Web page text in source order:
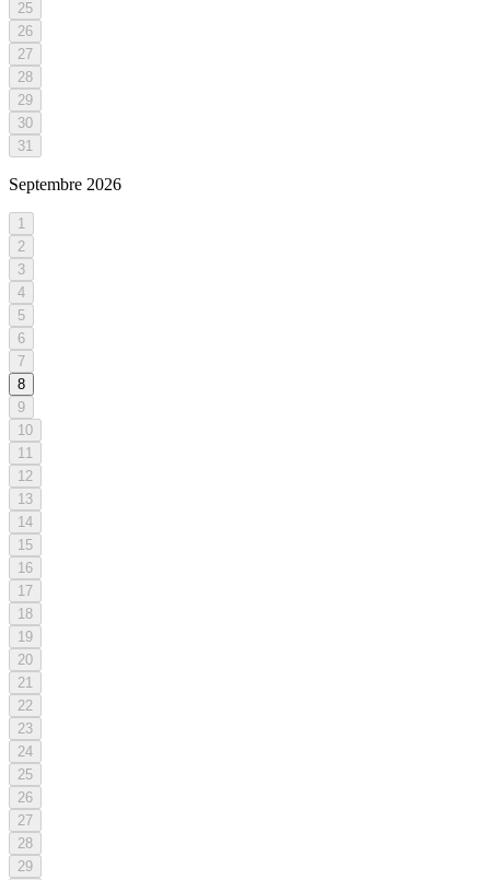
25
26
27
28
29
30
31
Septembre 2026
1
2
3
4
5
6
7
8
9
10
11
12
13
14
15
16
17
18
19
20
21
22
23
24
25
26
27
28
29